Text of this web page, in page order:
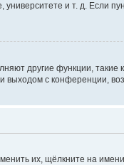
и т. д. Если
другие функции, такие
выходом с конференции,
их, щёлкните на